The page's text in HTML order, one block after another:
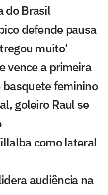
do Brasil
defende pausa
muito'
vence a primeira
feminino
goleiro Raul se
como lateral
audiência na